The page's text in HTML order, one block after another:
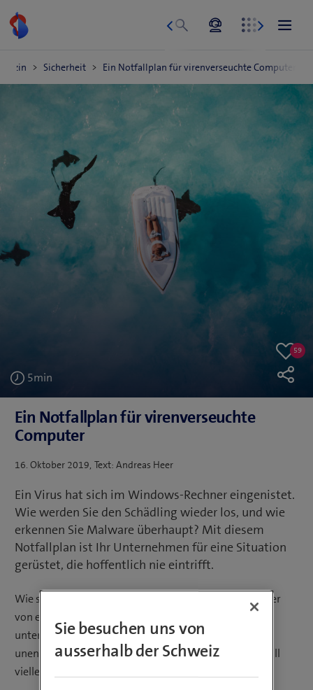
Like
59
59
5min
Ein Notfallplan für virenverseuchte
Computer
Veröffentlicht
16. Oktober 2019 Text: Andreas Heer
Ein Virus hat sich im Windows-Rechner eingenistet.
Wie werden Sie den Schädling wieder los, und wie
erkennen Sie Malware überhaupt? Mit diesem
Notfallplan ist Ihr Unternehmen für eine Situation
gerüstet, die hoffentlich nie eintrifft.
Wie stellen Sie überhaupt fest, ob ihr Windows-Rechner
von einem Virus befallen ist? Die Symptome können
unterschiedlich sein. Und da manche der Schädlinge
unentdeckt bleiben möchten, bemerken Sie einen Befall
vielleicht gar nicht.
Sie besuchen uns von
ausserhalb der Schweiz